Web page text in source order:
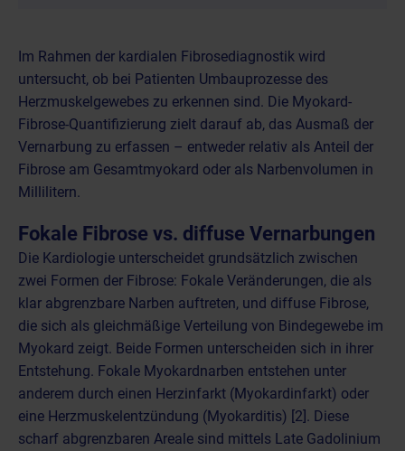
Im Rahmen der kardialen Fibrosediagnostik wird
untersucht, ob bei Patienten Umbauprozesse des
Herzmuskelgewebes zu erkennen sind. Die Myokard-
Fibrose-Quantifizierung zielt darauf ab, das Ausmaß der
Vernarbung zu erfassen – entweder relativ als Anteil der
Fibrose am Gesamtmyokard oder als Narbenvolumen in
Millilitern.
Fokale Fibrose vs. diffuse Vernarbungen
Die Kardiologie unterscheidet grundsätzlich zwischen
zwei Formen der Fibrose: Fokale Veränderungen, die als
klar abgrenzbare Narben auftreten, und diffuse Fibrose,
die sich als gleichmäßige Verteilung von Bindegewebe im
Myokard zeigt. Beide Formen unterscheiden sich in ihrer
Entstehung. Fokale Myokardnarben entstehen unter
anderem durch einen Herzinfarkt (Myokardinfarkt) oder
eine Herzmuskelentzündung (Myokarditis) [2]. Diese
scharf abgrenzbaren Areale sind mittels Late Gadolinium